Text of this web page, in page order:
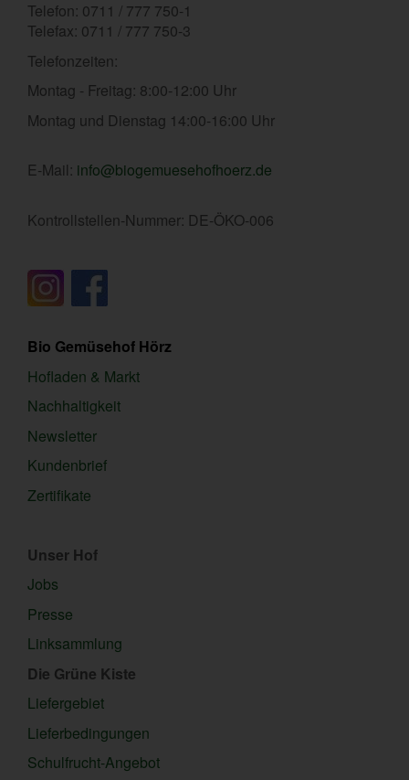
Telefon: 0711 / 777 750-1
Telefax: 0711 / 777 750-3
Telefonzeiten:
Montag - Freitag: 8:00-12:00 Uhr
Montag und Dienstag 14:00-16:00 Uhr
E-Mail: info@biogemuesehofhoerz.de
Kontrollstellen-Nummer: DE-ÖKO-006
Bio Gemüsehof Hörz
Hofladen & Markt
Nachhaltigkeit
Newsletter
Kundenbrief
Zertifikate
Unser Hof
Jobs
Presse
Linksammlung
Die Grüne Kiste
Liefergebiet
Lieferbedingungen
Schulfrucht-Angebot